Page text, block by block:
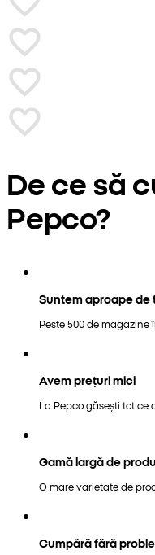
De ce să
Pepco?
Suntem aproape de
Peste 500 de magazine
Avem prețuri mici
La Pepco găsești tot ce
Gamă largă de
O mare varietate de
Cumpără fără